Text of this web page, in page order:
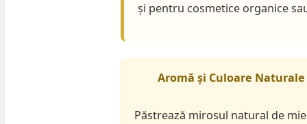
și pentru cosmetice organice
Aromă și Culoare Naturale
Păstrează mirosul natural de